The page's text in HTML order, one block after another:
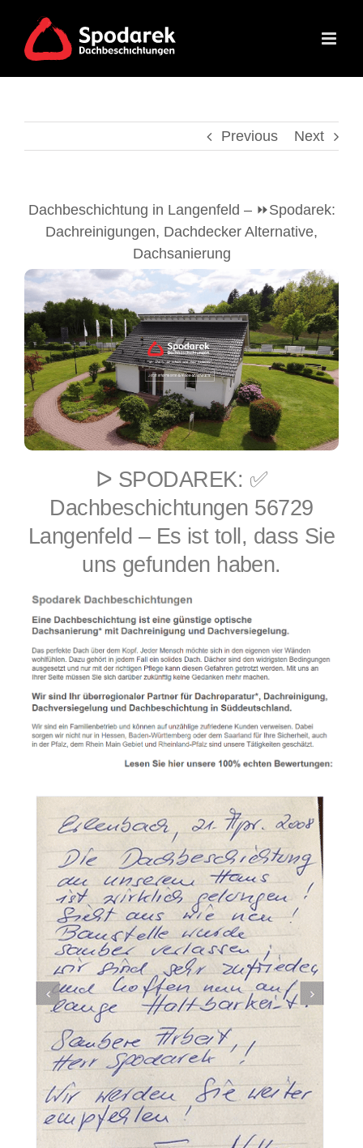
content
Previous Next
Dachbeschichtung in Langenfeld – ⏩Spodarek:
Dachreinigungen, Dachdecker Alternative,
Dachsanierung
ᐅ SPODAREK: ✅
Dachbeschichtungen 56729
Langenfeld – Es ist toll, dass Sie
uns gefunden haben.